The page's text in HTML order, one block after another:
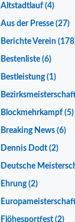
Altstadtlauf (4)
Aus der Presse (27)
Berichte Verein
Bestenliste (6)
Bestleistung(1)
Blockmehrkampf (5)
Breaking News (6)
Dennis Dodt (2)
Deutsche
Ehrung(2)
Flöhesportfest (2)